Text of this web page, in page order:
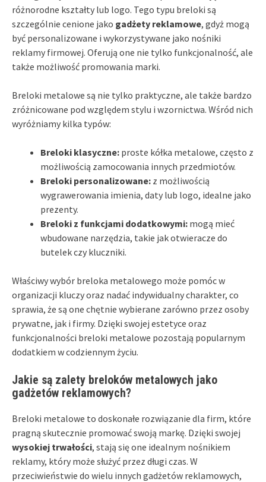
różnorodne kształty lub logo. Tego typu breloki są
szczególnie cenione jako gadżety reklamowe, gdyż mogą
być personalizowane i wykorzystywane jako nośniki
reklamy firmowej. Oferują one nie tylko funkcjonalność, ale
także możliwość promowania marki.
Breloki metalowe są nie tylko praktyczne, ale także bardzo
zróżnicowane pod względem stylu i wzornictwa. Wśród nich
wyróżniamy kilka typów:
Breloki klasyczne: proste kółka metalowe, często z
możliwością zamocowania innych przedmiotów.
Breloki personalizowane: z możliwością
wygrawerowania imienia, daty lub logo, idealne jako
prezenty.
Breloki z funkcjami dodatkowymi: mogą mieć
wbudowane narzędzia, takie jak otwieracze do
butelek czy kluczniki.
Właściwy wybór breloka metalowego może pomóc w
organizacji kluczy oraz nadać indywidualny charakter, co
sprawia, że są one chętnie wybierane zarówno przez osoby
prywatne, jak i firmy. Dzięki swojej estetyce oraz
funkcjonalności breloki metalowe pozostają popularnym
dodatkiem w codziennym życiu.
Jakie są zalety breloków metalowych jako
gadżetów reklamowych?
Breloki metalowe to doskonałe rozwiązanie dla firm, które
pragną skutecznie promować swoją markę. Dzięki swojej
wysokiej trwałości, stają się one idealnym nośnikiem
reklamy, który może służyć przez długi czas. W
przeciwieństwie do wielu innych gadżetów reklamowych,